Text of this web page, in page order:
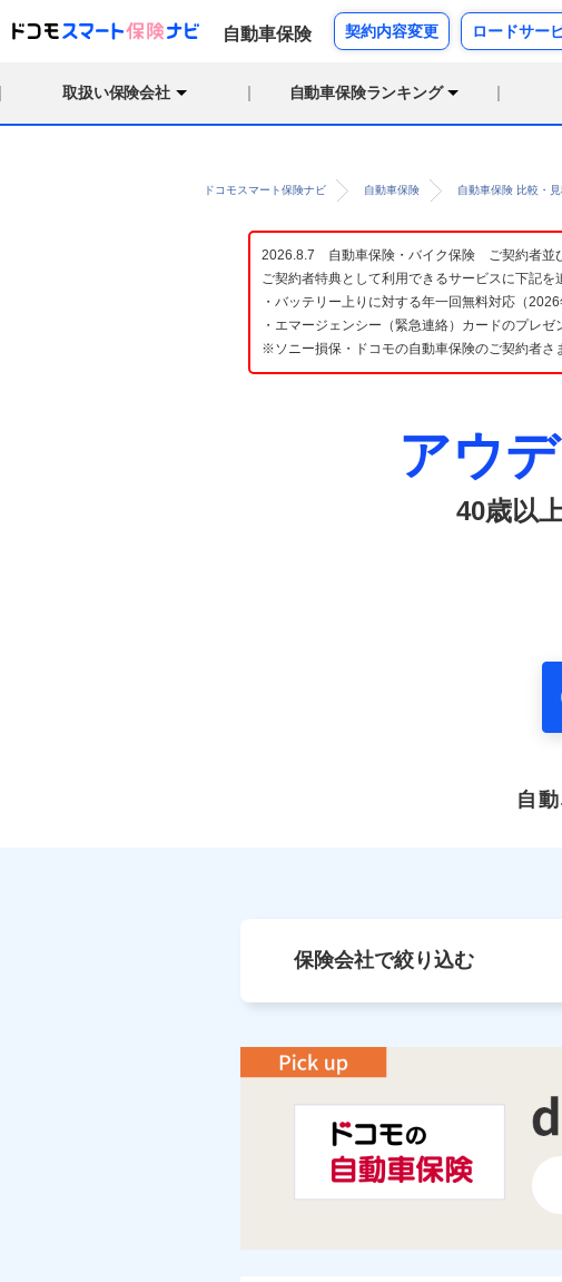
自動車保険 契約内容変更 ロードサー
取扱い保険会社 自動車保険ランキング
ドコモスマート保険ナビ 自動車保険 自動車保険 比較・
2026.8.7 自動車保険・バイク保険 ご契約者並
ご契約者特典として利用できるサービスに下記を
・バッテリー上りに対する年一回無料対応（
・エマージェンシー（緊急連絡）カードのプレ
※ソニー損保・ドコモの自動車保険のご契約者さ
アウ
40歳以
自
保険会社で絞り込む